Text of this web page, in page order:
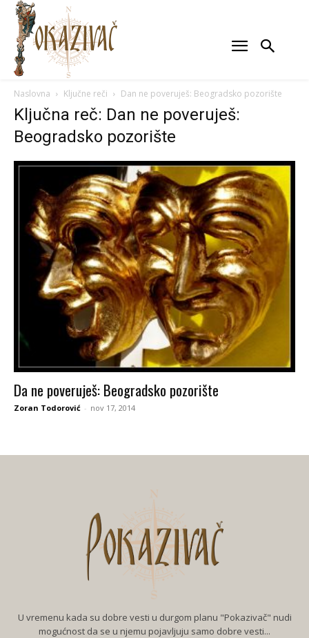
Naslovna Ključne reči Dan ne poveruješ: Beogradsko pozorište
Ključna reč: Dan ne poveruješ:
Beogradsko pozorište
Da ne poveruješ: Beogradsko pozorište
Zoran Todorović - nov 17, 2014
U vremenu kada su dobre vesti u durgom planu "Pokazivač" nudi
mogućnost da se u njemu pojavljuju samo dobre vesti...